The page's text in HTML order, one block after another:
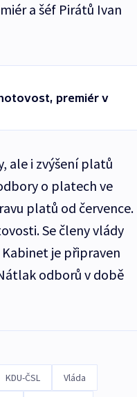
a šéf Pirátů Ivan
premiér v
ale i zvýšení platů
o platech ve
platů od července.
Se členy vlády
je připraven
odborů v době
KDU-ČSL Vláda